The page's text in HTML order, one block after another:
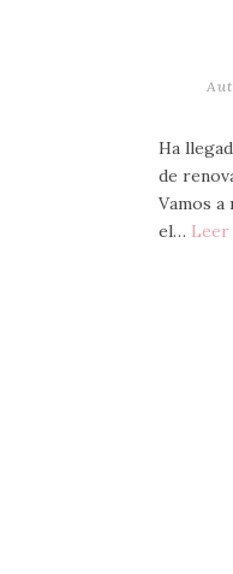
Ha
de
Vamos
el… Leer